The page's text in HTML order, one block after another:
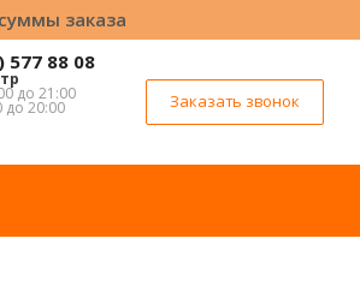
заказа
577 88 08
до 21:00
до 20:00 Заказать звонок